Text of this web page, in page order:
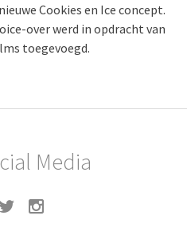
Cookies en Ice concept.
over werd in opdracht van
toegevoegd.
Media